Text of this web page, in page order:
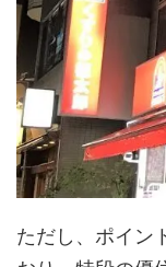
ただし、ポイン